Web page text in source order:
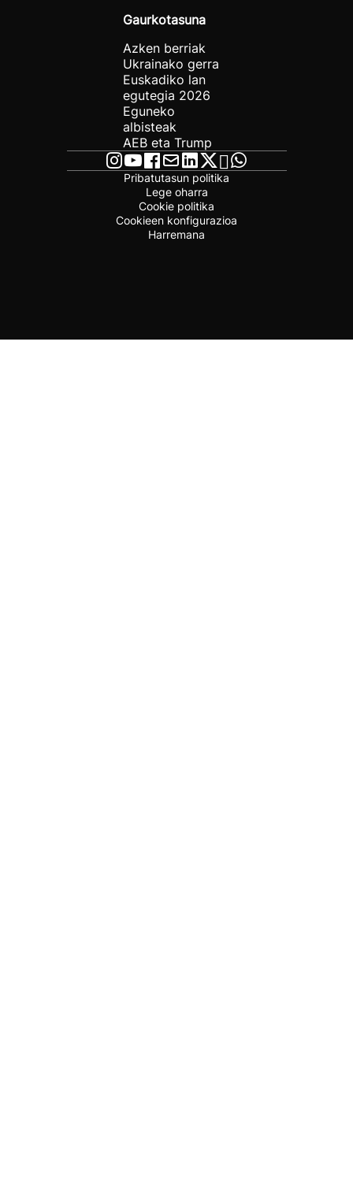
Gaurkotasuna
Azken berriak
Ukrainako gerra
Euskadiko lan
egutegia 2026
Eguneko
albisteak
AEB eta Trump
Pribatutasun politika
Lege oharra
Cookie politika
Cookieen konfigurazioa
Harremana